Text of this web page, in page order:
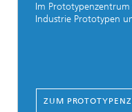
Im
Industrie Prototypen
ZUM